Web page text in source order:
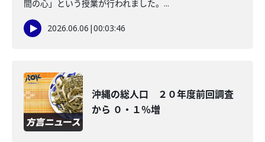
間の心」という授業が行われました。...
2026.06.06 |00:03:46
沖縄の総人口 ２０年度前回調査
から ０・１％増